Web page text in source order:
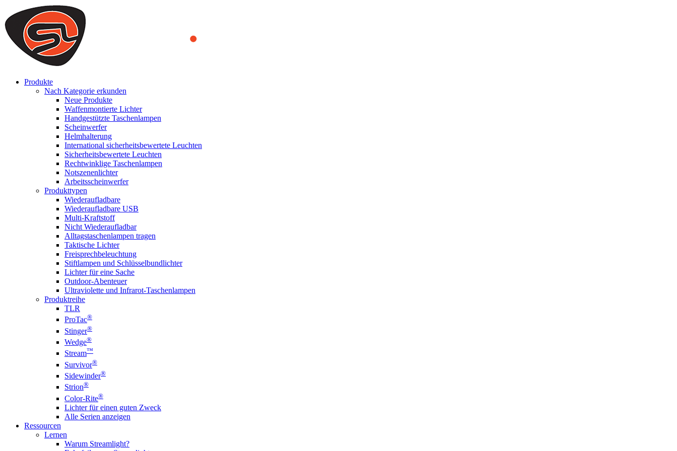
We use cookies to ensure that we provide you the best experience on our website. By continuing to browse this website, you accept that cookies are used to help us analyze how the website is used and to offer
you a better experience. To learn more or to find out how you can disable cookies, you can access our
ACCEPT AND CLOSE
Produkte
Nach Kategorie erkunden
Neue Produkte
Waffenmontierte Lichter
Handgestützte Taschenlampen
Scheinwerfer
Helmhalterung
International sicherheitsbewertete Leuchten
Sicherheitsbewertete Leuchten
Rechtwinklige Taschenlampen
Notszenenlichter
Arbeitsscheinwerfer
Produkttypen
Wiederaufladbare
Wiederaufladbare USB
Multi-Kraftstoff
Nicht Wiederaufladbar
Alltagstaschenlampen tragen
Taktische Lichter
Freisprechbeleuchtung
Stiftlampen und Schlüsselbundlichter
Lichter für eine Sache
Outdoor-Abenteuer
Ultraviolette und Infrarot-Taschenlampen
Produktreihe
TLR
ProTac®
Stinger®
Wedge®
Stream™
Survivor®
Sidewinder®
Strion®
Color-Rite®
Lichter für einen guten Zweck
Alle Serien anzeigen
Ressourcen
Lernen
Warum Streamlight?